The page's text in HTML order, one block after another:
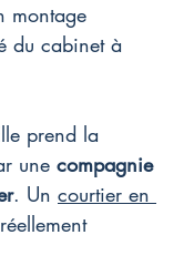
montage
du cabinet à
prend la
une compagnie
. Un courtier en